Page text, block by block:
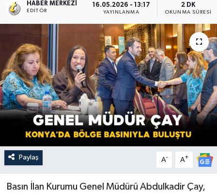
HABER MERKEZI
EDITÖR
16.05.2026 - 13:17
YAYINLANMA
2 DK
OKUNMA SÜRESI
Paylaş A- A+
Basın İlan Kurumu Genel Müdürü Abdulkadir Çay,